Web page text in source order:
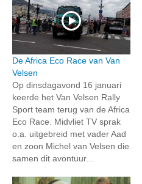
De Africa Eco Race van Van
Velsen
Op dinsdagavond 16 januari
keerde het Van Velsen Rally
Sport team terug van de Africa
Eco Race. Midvliet TV sprak
o.a. uitgebreid met vader Aad
en zoon Michel van Velsen die
samen dit avontuur...